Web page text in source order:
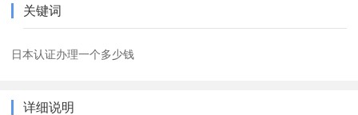
关键词
日本认证办理一个多少钱
详细说明